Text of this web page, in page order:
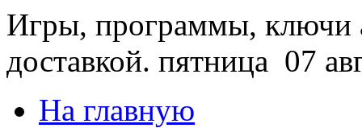
Игры, программы, ключи
доставкой. пятница 07
На главную